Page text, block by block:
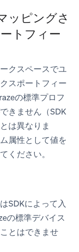
ッピングさ
トフィー
クスペースでユ
スポートフィー
の標準プロフ
きません（SDK
は異なりま
属性として値を
ください。
SDKによって入
の標準デバイス
とはできませ